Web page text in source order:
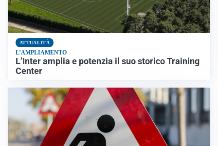
ATTUALITÀ
L’AMPLIAMENTO
L’Inter amplia e potenzia il suo storico Training
Center